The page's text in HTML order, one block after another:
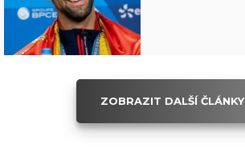
ZOBRAZIT DALŠÍ ČLÁNKY